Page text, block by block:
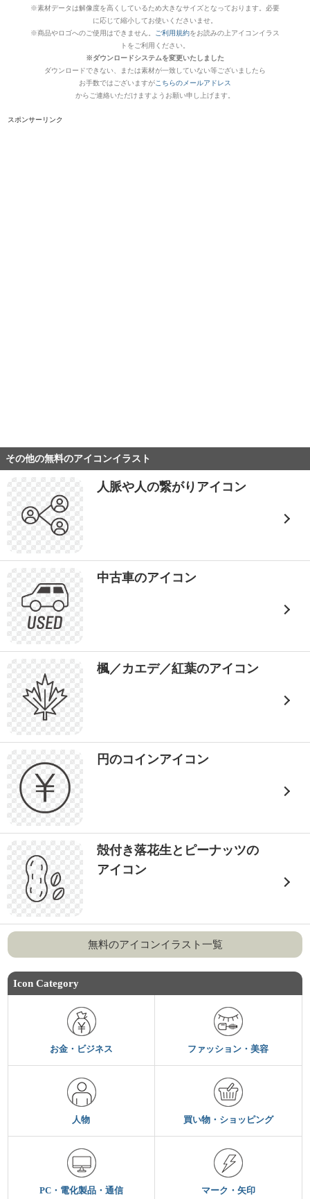
※素材データは解像度を高くしているため大きなサイズとなっております。必要
に応じて縮小してお使いくださいませ。
※商品やロゴへのご使用はできません。
ご利用規約をお読みの上アイコンイラス
トをご利用ください。
※ダウンロードシステムを変更いたしました
ダウンロードできない、または素材が一致していない等ございましたら
お手数ではございますがこちらのメールアドレス
からご連絡いただけますようお願い申し上げます。
スポンサーリンク
その他の無料のアイコンイラスト
人脈や人の繋がりアイコン
中古車のアイコン
楓／カエデ／紅葉のアイコン
円のコインアイコン
殻付き落花生とピーナッツの
アイコン
無料のアイコンイラスト一覧
Icon Category
お金・ビジネス ファッション・美容
人物 買い物・ショッピング
PC・電化製品・通信 マーク・矢印